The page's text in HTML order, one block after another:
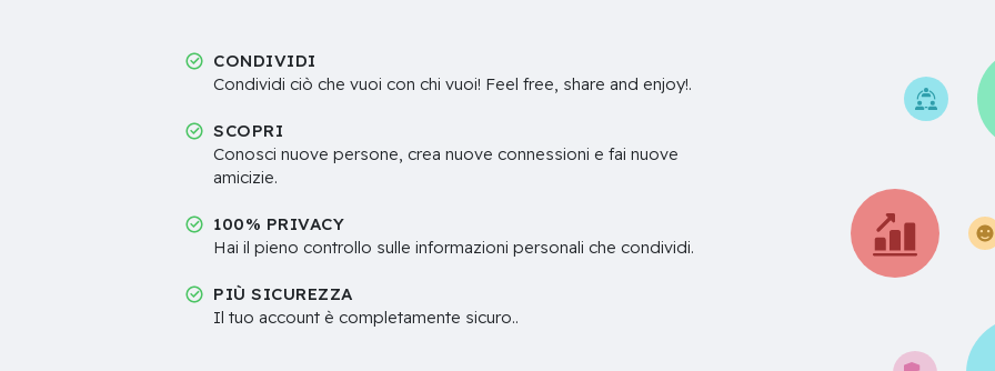
CONDIVIDI
Condividi ciò che vuoi con chi vuoi! Feel free, share and enjoy!.
SCOPRI
Conosci nuove persone, crea nuove connessioni e fai nuove
amicizie.
100% PRIVACY
Hai il pieno controllo sulle informazioni personali che condividi.
PIÙ SICUREZZA
Il tuo account è completamente sicuro..